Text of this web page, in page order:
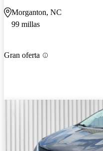
Morganton, NC
99 millas
Gran oferta